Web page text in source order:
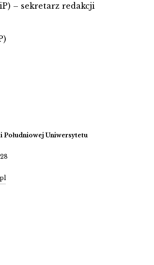
– sekretarz redakcji
Uniwersytetu